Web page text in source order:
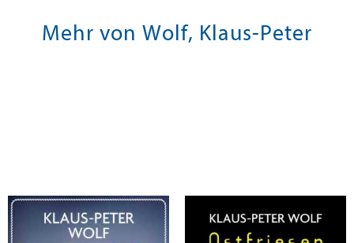
Mehr von Wolf, Klaus-Peter